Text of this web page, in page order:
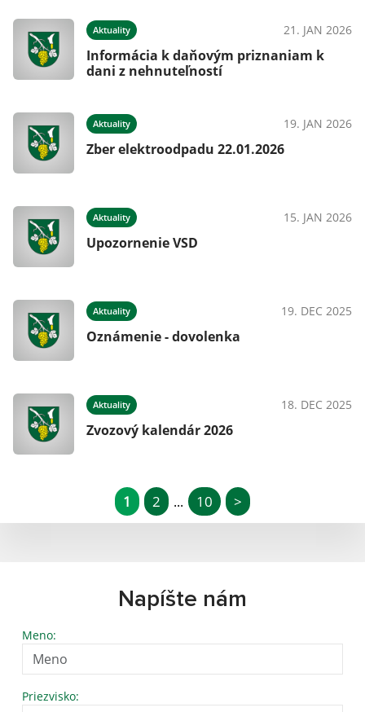
Aktuality 21. JAN 2026
Informácia k daňovým priznaniam k
dani z nehnuteľností
Aktuality 19. JAN 2026
Zber elektroodpadu 22.01.2026
Aktuality 15. JAN 2026
Upozornenie VSD
Aktuality 19. DEC 2025
Oznámenie - dovolenka
Aktuality 18. DEC 2025
Zvozový kalendár 2026
1 2 ... 10 >
Napíšte nám
Meno:
Priezvisko: